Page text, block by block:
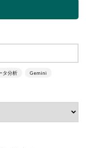
タ分析 Gemini